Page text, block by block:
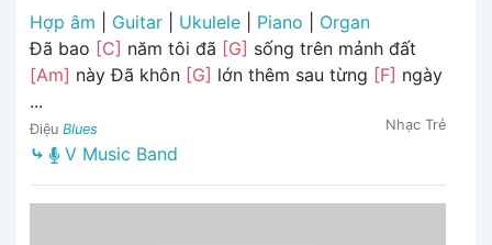
Hợp âm
Guitar Ukulele Piano
Organ
Đã bao [C] năm tôi đã [G] sống trên mảnh đất
[Am] này Đã khôn [G] lớn thêm sau từng [F] ngày
...
Điệu Blues Nhạc Trẻ
⤷ V Music Band